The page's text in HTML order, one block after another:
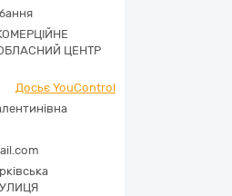
ЦЕНТР
Досьє YouControl